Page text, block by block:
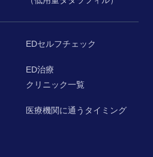
EDセルフチェック
ED治療
クリニック一覧
医療機関に通うタイミング